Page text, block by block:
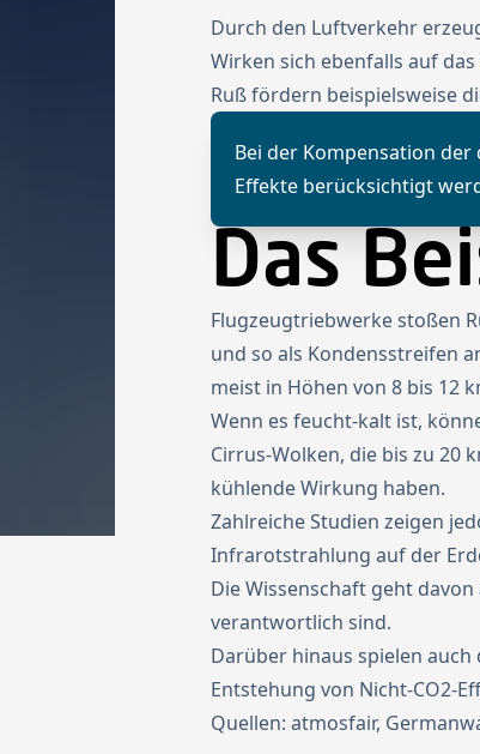
Durch den Luftverkehr
Wirken sich ebenfalls auf
Ruß fördern beispielsweise
Bei der Kompensation der
Effekte berücksichtigt
Das
Flugzeugtriebwerke stoßen
und so als Kondensstreifen
meist in Höhen von 8 bis 12
Wenn es feucht-kalt ist,
Cirrus-Wolken, die bis zu 20
kühlende Wirkung haben.
Zahlreiche Studien zeigen
Infrarotstrahlung auf der
Die Wissenschaft geht
verantwortlich sind.
Darüber hinaus spielen auch
Entstehung von Nicht-CO2-
Quellen: atmosfair,